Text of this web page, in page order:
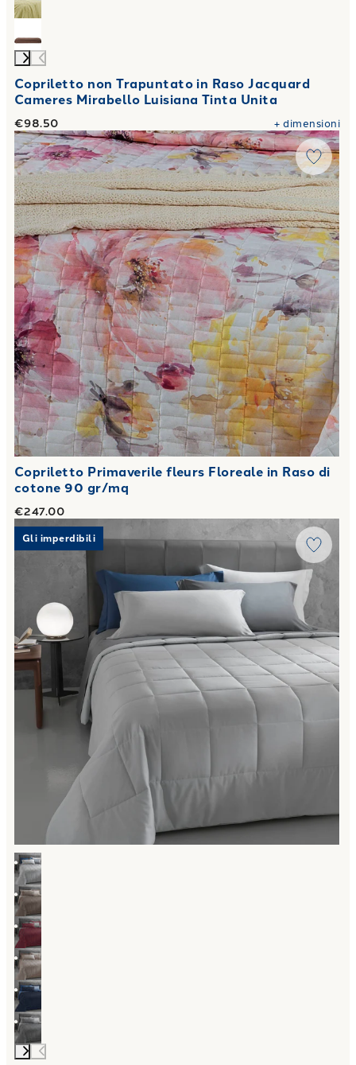
Copriletto non Trapuntato in Raso Jacquard
Cameres Mirabello Luisiana Tinta Unita
€98.50 +dimensioni
Link to "Copriletto Primaverile fleurs Floreale in Raso di
Copriletto Primaverile fleurs Floreale in Raso di
cotone 90 gr/mq
€247.00
Link to "Copriletto Trapuntato in Percalle Luisiana
Gli imperdibili